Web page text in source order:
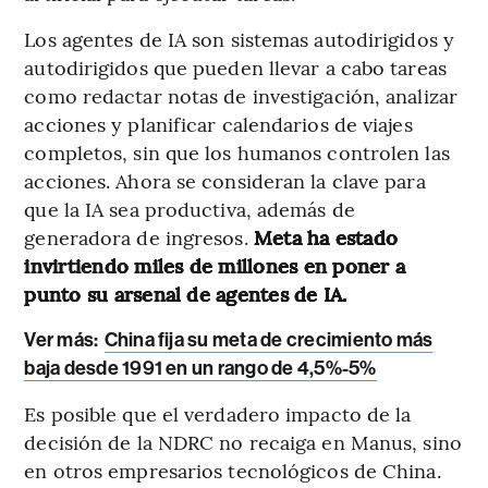
Los agentes de IA son sistemas autodirigidos y
autodirigidos que pueden llevar a cabo tareas
como redactar notas de investigación, analizar
acciones y planificar calendarios de viajes
completos, sin que los humanos controlen las
acciones. Ahora se consideran la clave para
que la IA sea productiva, además de
generadora de ingresos. Meta ha estado
invirtiendo miles de millones en poner a
punto su arsenal de agentes de IA.
Ver más: China fija su meta de crecimiento más
baja desde 1991 en un rango de 4,5%-5%
Es posible que el verdadero impacto de la
decisión de la NDRC no recaiga en Manus, sino
en otros empresarios tecnológicos de China.